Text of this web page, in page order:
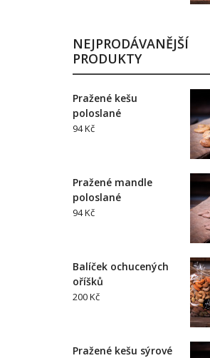
NEJPRODÁVANĚJŠÍ
PRODUKTY
Pražené kešu
poloslané
94 Kč
Pražené mandle
poloslané
94 Kč
Balíček ochucených
oříšků
200 Kč
Pražené kešu sýrové